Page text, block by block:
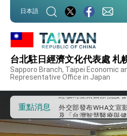
日本語
台北駐日經濟文化代表處 札
Sapporo Branch, Taipei Economic
Representative Office in Japan
重點消息
外交部重要言論
我國政府將在美國亞
事處」，進一步深化
第一屆亞太在宅醫療
經驗為亞太醫療照護
外交部發布WHA文宣
及「台灣智慧醫療與
世界展現台灣守護全
總統出訪史瓦帝尼返
走向世界 盼與理念